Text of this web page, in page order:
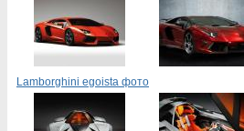
Lamborghini egoista фото